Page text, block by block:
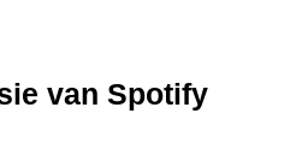
van Spotify